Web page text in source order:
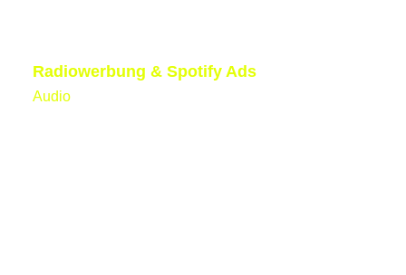
Radiowerbung & Spotify Ads
Audio